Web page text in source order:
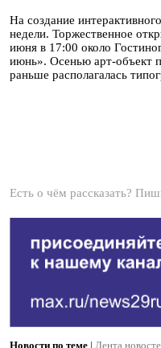
На создание
недели. Торжественное
июня в 17:00 около
июнь». Осенью арт-объект
раньше располагалась
Есть о чём рассказать?
Новости по теме | Лента